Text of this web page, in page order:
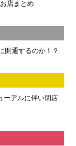
店まとめ
開通するのか！？
ーアルに伴い閉店